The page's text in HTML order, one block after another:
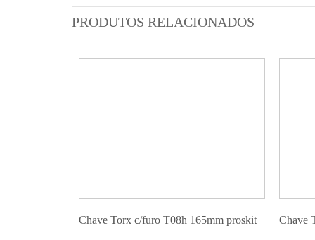
PRODUTOS RELACIONADOS
Chave Torx c/furo T08h 165mm proskit Chave